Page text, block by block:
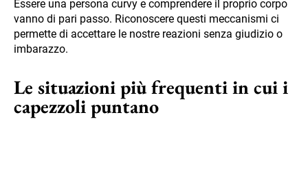
Essere una persona curvy e comprendere il proprio corpo
vanno di pari passo. Riconoscere questi meccanismi ci
permette di accettare le nostre reazioni senza giudizio o
imbarazzo.
Le situazioni più frequenti in cui i
capezzoli puntano